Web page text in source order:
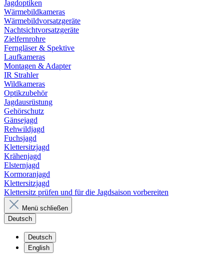
Jagdoptiken
Wärmebildkameras
Wärmebildvorsatzgeräte
Nachtsichtvorsatzgeräte
Zielfernrohre
Ferngläser & Spektive
Laufkameras
Montagen & Adapter
IR Strahler
Wildkameras
Optikzubehör
Jagdausrüstung
Gehörschutz
Gänsejagd
Rehwildjagd
Fuchsjagd
Klettersitzjagd
Krähenjagd
Elsternjagd
Kormoranjagd
Klettersitzjagd
Klettersitz prüfen und für die Jagdsaison vorbereiten
Menü schließen
Deutsch
Deutsch
English